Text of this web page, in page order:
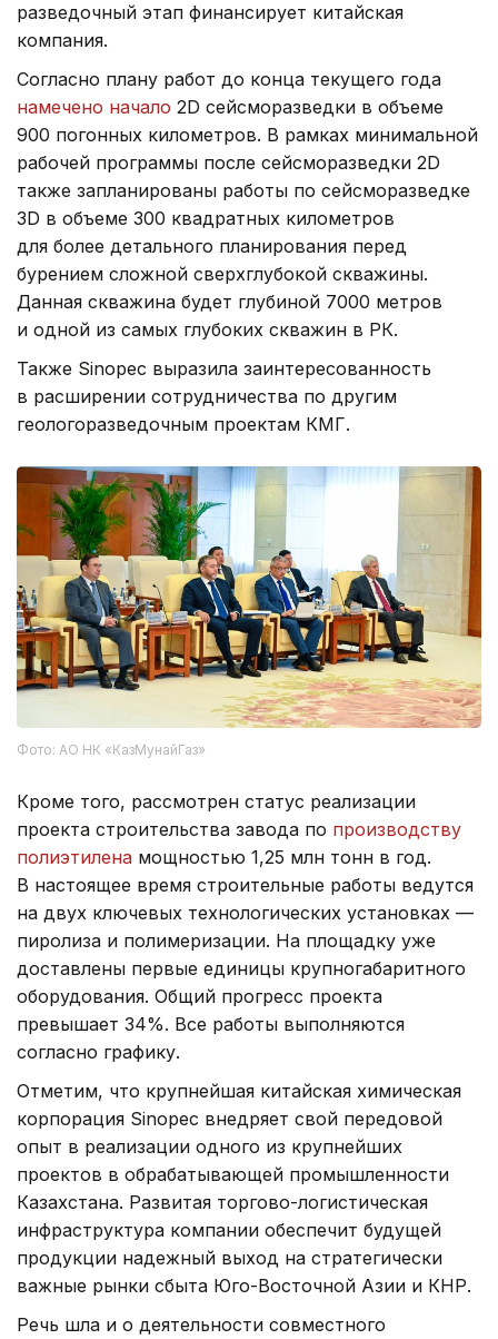
разведочный этап финансирует китайская
компания.
Согласно плану работ до конца текущего года
намечено начало 2D сейсморазведки в объеме
900 погонных километров. В рамках минимальной
рабочей программы после сейсморазведки 2D
также запланированы работы по сейсморазведке
3D в объеме 300 квадратных километров
для более детального планирования перед
бурением сложной сверхглубокой скважины.
Данная скважина будет глубиной 7000 метров
и одной из самых глубоких скважин в РК.
Также Sinopec выразила заинтересованность
в расширении сотрудничества по другим
геологоразведочным проектам КМГ.
Фото: АО НК «КазМунайГаз»
Кроме того, рассмотрен статус реализации
проекта строительства завода по производству
полиэтилена мощностью 1,25 млн тонн в год.
В настоящее время строительные работы ведутся
на двух ключевых технологических установках —
пиролиза и полимеризации. На площадку уже
доставлены первые единицы крупногабаритного
оборудования. Общий прогресс проекта
превышает 34%. Все работы выполняются
согласно графику.
Отметим, что крупнейшая китайская химическая
корпорация Sinopec внедряет свой передовой
опыт в реализации одного из крупнейших
проектов в обрабатывающей промышленности
Казахстана. Развитая торгово-логистическая
инфраструктура компании обеспечит будущей
продукции надежный выход на стратегически
важные рынки сбыта Юго-Восточной Азии и КНР.
Речь шла и о деятельности совместного